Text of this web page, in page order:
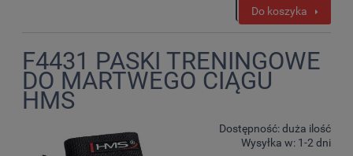
Do koszyka
F4431 PASKI TRENINGOWE
DO MARTWEGO CIĄGU
HMS
Dostępność:duża ilość
Wysyłka w: 1-2 dni